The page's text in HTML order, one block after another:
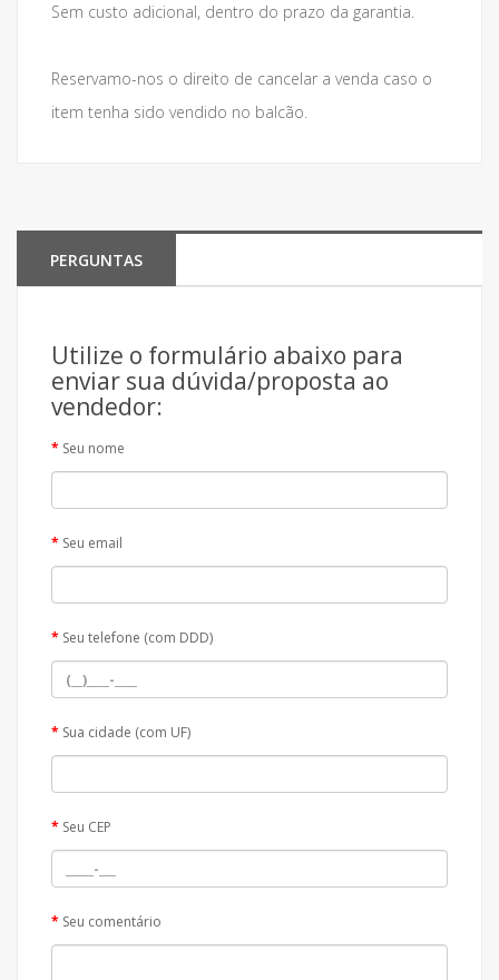
Sem custo adicional, dentro do prazo da garantia.
Reservamo-nos o direito de cancelar a venda caso o
item tenha sido vendido no balcão.
PERGUNTAS
Utilize o formulário abaixo para
enviar sua dúvida/proposta ao
vendedor:
Seu nome
Seu email
Seu telefone (com DDD)
Sua cidade (com UF)
Seu CEP
Seu comentário